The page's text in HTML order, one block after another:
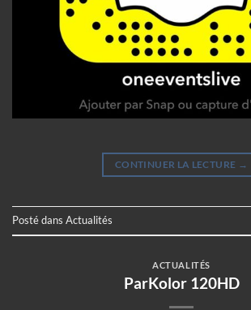
CONTINUER LA LECTURE →
Posté dans Actualités
ACTUALITÉS
ParKolor 120HD